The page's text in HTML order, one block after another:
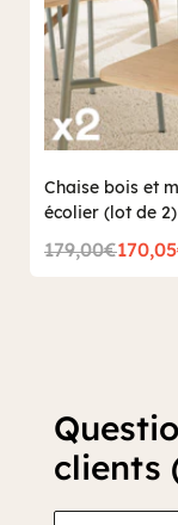
Chaise bois et
écolier (lot de
179,00€
clients